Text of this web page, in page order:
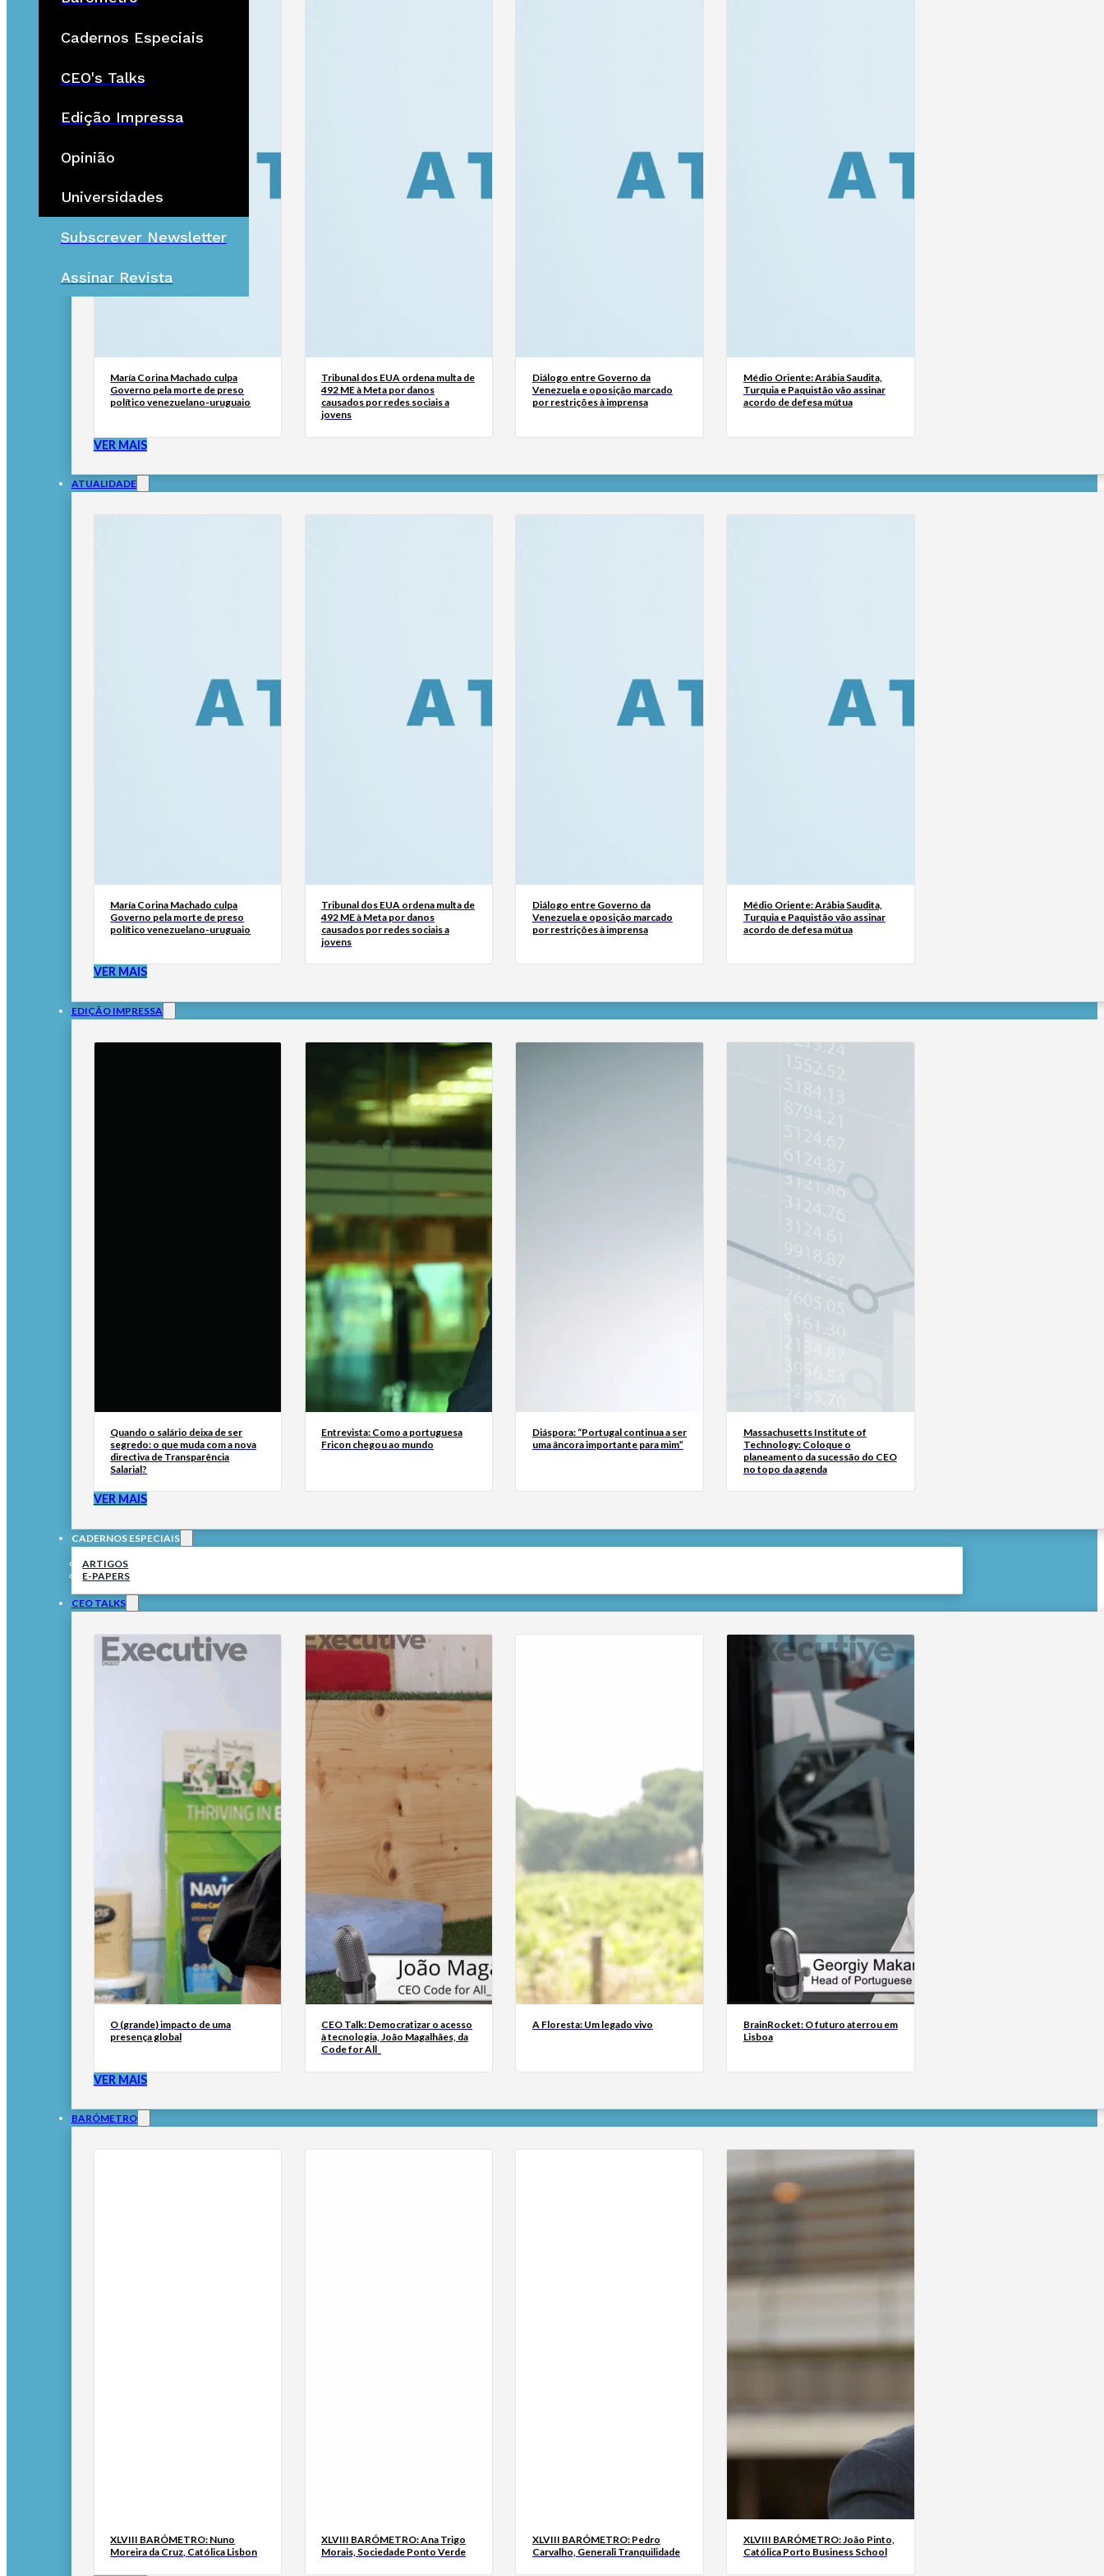
Cadernos Especiais
CEO's Talks
Edição Impressa
Opinião
Universidades
Subscrever Newsletter
Assinar Revista
María Corina Machado culpa
Governo pela morte de preso
político venezuelano-uruguaio
Tribunal dos EUA ordena multa de
492 ME à Meta por danos
causados por redes sociais a
jovens
Diálogo entre Governo da
Venezuela e oposição marcado
por restrições à imprensa
Médio Oriente: Arábia Saudita,
Turquia e Paquistão vão assinar
acordo de defesa mútua
VER MAIS
ATUALIDADE
María Corina Machado culpa
Governo pela morte de preso
político venezuelano-uruguaio
Tribunal dos EUA ordena multa de
492 ME à Meta por danos
causados por redes sociais a
jovens
Diálogo entre Governo da
Venezuela e oposição marcado
por restrições à imprensa
Médio Oriente: Arábia Saudita,
Turquia e Paquistão vão assinar
acordo de defesa mútua
VER MAIS
EDIÇÃO IMPRESSA
Quando o salário deixa de ser
segredo: o que muda com a nova
directiva de Transparência
Salarial?
Entrevista: Como a portuguesa
Fricon chegou ao mundo
Diáspora: “Portugal continua a ser
uma âncora importante para mim”
Massachusetts Institute of
Technology: Coloque o
planeamento da sucessão do CEO
no topo da agenda
VER MAIS
CADERNOS ESPECIAIS
ARTIGOS
E-PAPERS
CEO TALKS
O (grande) impacto de uma
presença global
CEO Talk: Democratizar o acesso
à tecnologia, João Magalhães, da
Code for All_
A Floresta: Um legado vivo
BrainRocket: O futuro aterrou em
Lisboa
VER MAIS
BARÓMETRO
XLVIII BARÓMETRO: Nuno
Moreira da Cruz, Católica Lisbon
XLVIII BARÓMETRO: Ana Trigo
Morais, Sociedade Ponto Verde
XLVIII BARÓMETRO: Pedro
Carvalho, Generali Tranquilidade
XLVIII BARÓMETRO: João Pinto,
Católica Porto Business School